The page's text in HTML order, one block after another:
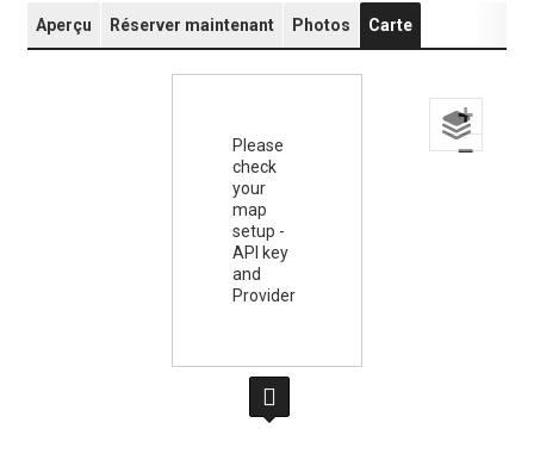
Aperçu Réserver maintenant Photos Carte
Please
check
your
map
setup -
API key
and
Provider
+
−